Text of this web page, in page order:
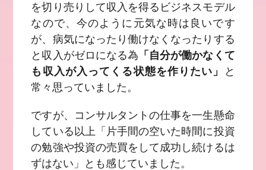
を切り売りして収入を得るビジネスモデル
なので、今のように元気な時は良いです
が、病気になったり働けなくなったりする
と収入がゼロになる為 「自分が働かなくて
も収入が入ってくる状態を作りたい」
と
常々思っていました。
ですが、コンサルタントの仕事を一生懸命
している以上「片手間の空いた時間に投資
の勉強や投資の売買をして成功し続けるは
ずはない」とも感じていました。